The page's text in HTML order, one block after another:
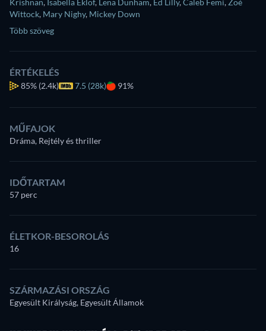
Krishnan, Isabella Eklöf, Lena Dunham, Ed Lilly,Caleb Femi, Zoé
Wittock, Mary Nighy, Mickey Down
Több szöveg
ÉRTÉKELÉS
85% (2.4k) 7.5 (28k) 91%
MŰFAJOK
Dráma, Rejtély és thriller
IDŐTARTAM
57 perc
ÉLETKOR-BESOROLÁS
16
SZÁRMAZÁSI ORSZÁG
Egyesült Királyság, Egyesült Államok